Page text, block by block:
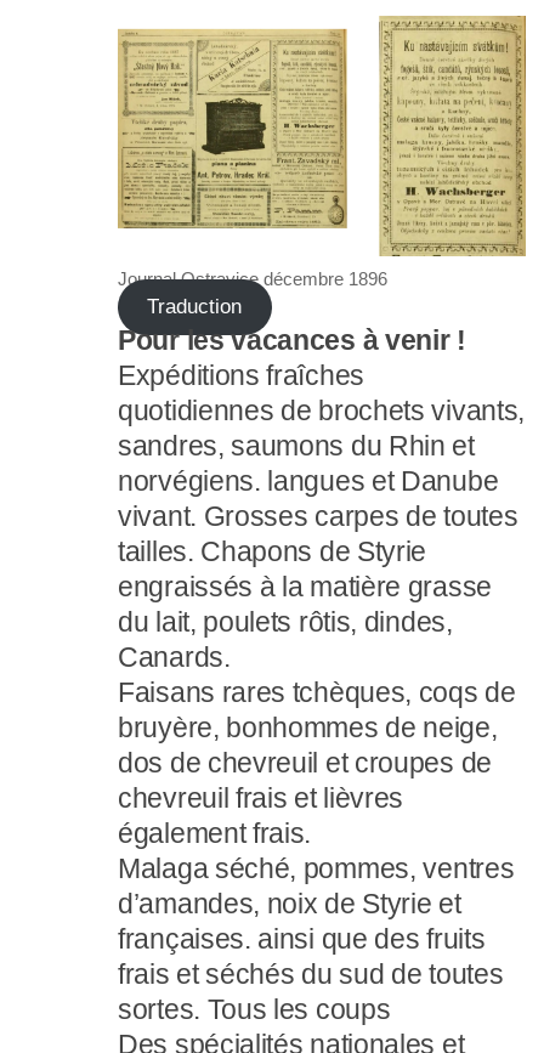
Journal Ostravice décembre 1896
Traduction
Pour les vacances à venir !
Expéditions fraîches
quotidiennes de brochets vivants,
sandres, saumons du Rhin et
norvégiens. langues et Danube
vivant. Grosses carpes de toutes
tailles. Chapons de Styrie
engraissés à la matière grasse
du lait, poulets rôtis, dindes,
Canards.
Faisans rares tchèques, coqs de
bruyère, bonhommes de neige,
dos de chevreuil et croupes de
chevreuil frais et lièvres
également frais.
Malaga séché, pommes, ventres
d’amandes, noix de Styrie et
françaises. ainsi que des fruits
frais et séchés du sud de toutes
sortes. Tous les coups
Des spécialités nationales et